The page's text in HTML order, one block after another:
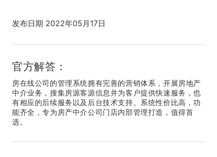
发布日期 2022年05月17日
官方解答：
房在线公司的管理系统拥有完善的营销体系，开展房地产
中介业务，搜集房源客源信息并为客户提供快速服务，也
有相应的后续服务以及后台技术支持。系统性价比高，功
能齐全，专为房产中介公司门店内部管理打造，值得首
选。